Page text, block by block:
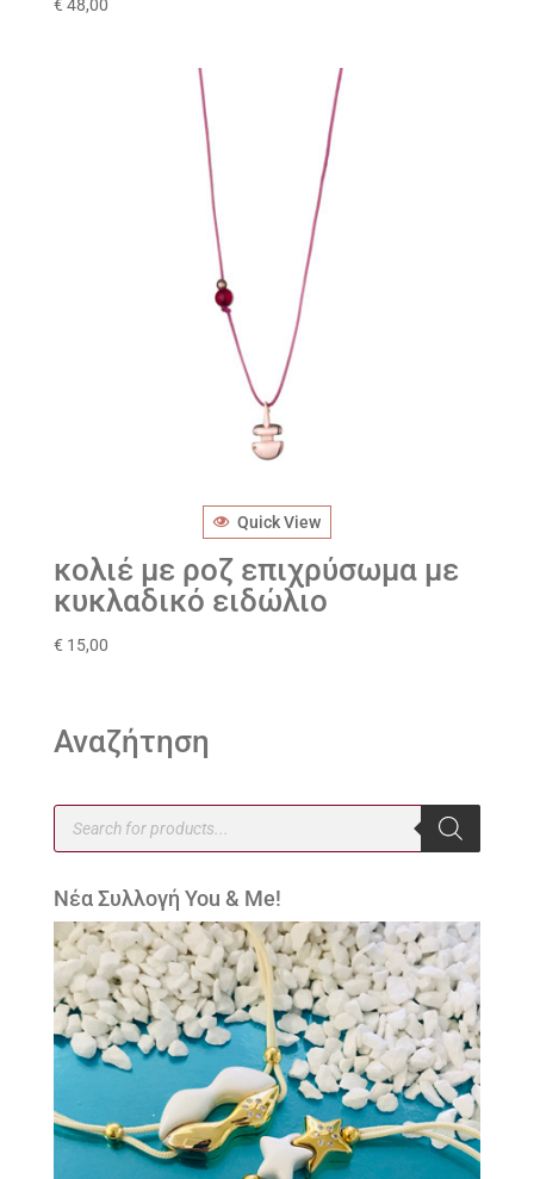
€ 48,00
Quick View
κολιέ με ροζ επιχρύσωμα με
κυκλαδικό ειδώλιο
€ 15,00
Αναζήτηση
Products
search
Νέα Συλλογή You & Me!